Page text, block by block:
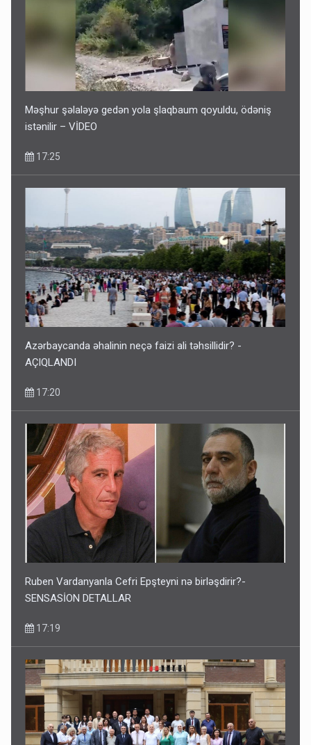
Məşhur şəlaləyə gedən yola şlaqbaum qoyuldu, ödəniş
istənilir – VİDEO
17:25
Azərbaycanda əhalinin neçə faizi ali təhsillidir? -
AÇIQLANDI
17:20
Ruben Vardanyanla Cefri Epşteyni nə birləşdirir?-
SENSASİON DETALLAR
17:19